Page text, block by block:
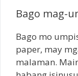
Bago mag-
Bago mo
paper, may
malaman.